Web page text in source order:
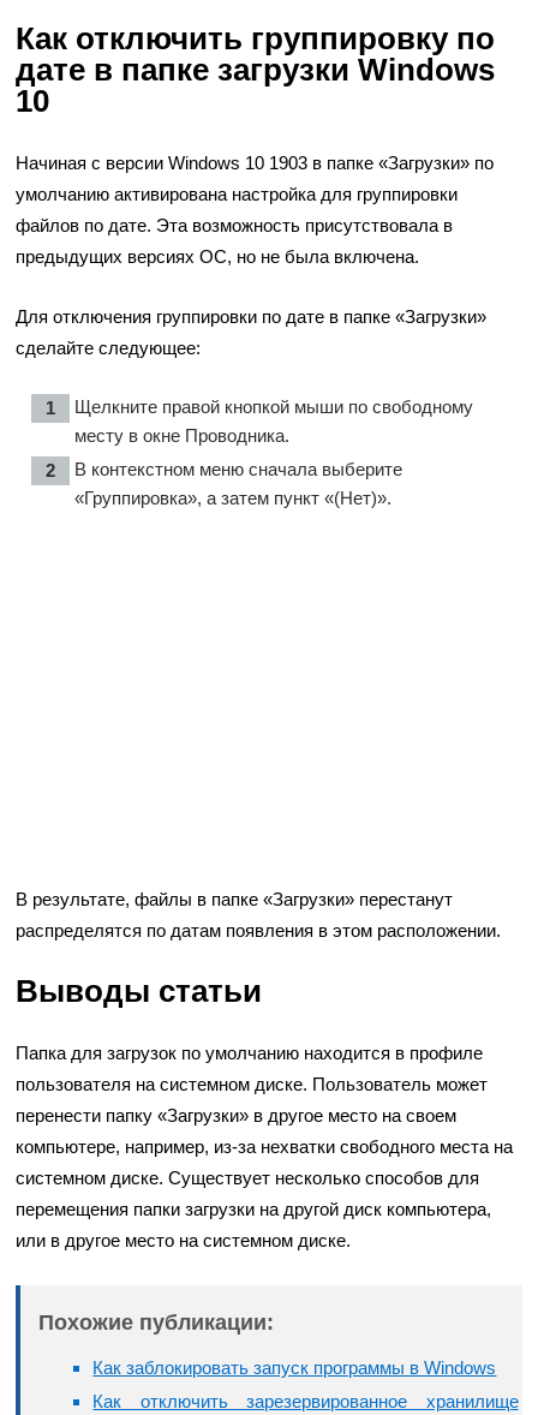
Как отключить группировку по
дате в папке загрузки Windows
10
Начиная с версии Windows 10 1903 в папке «Загрузки» по
умолчанию активирована настройка для группировки
файлов по дате. Эта возможность присутствовала в
предыдущих версиях ОС, но не была включена.
Для отключения группировки по дате в папке «Загрузки»
сделайте следующее:
Щелкните правой кнопкой мыши по свободному
месту в окне Проводника.
В контекстном меню сначала выберите
«Группировка», а затем пункт «(Нет)».
В результате, файлы в папке «Загрузки» перестанут
распределятся по датам появления в этом расположении.
Выводы статьи
Папка для загрузок по умолчанию находится в профиле
пользователя на системном диске. Пользователь может
перенести папку «Загрузки» в другое место на своем
компьютере, например, из-за нехватки свободного места на
системном диске. Существует несколько способов для
перемещения папки загрузки на другой диск компьютера,
или в другое место на системном диске.
Похожие публикации:
Как заблокировать запуск программы в Windows
Как отключить зарезервированное хранилище